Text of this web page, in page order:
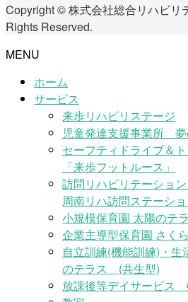
Copyright © 株式会社総合リハビリ
Rights Reserved.
MENU
ホーム
サービス
来歩リハビリステージ
児童発達支援事業所 夢
セーフティドライブ＆
「来歩フットルース」
訪問リハビリテーショ
周南リハ訪問ステーショ
小規模保育園 太陽のテ
企業主導型保育園 さく
自立訓練(機能訓練)・
のテラス (共生型)
放課後等デイサービス